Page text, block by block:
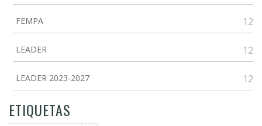
FEMPA 12
LEADER 12
LEADER 2023-2027 12
ETIQUETAS